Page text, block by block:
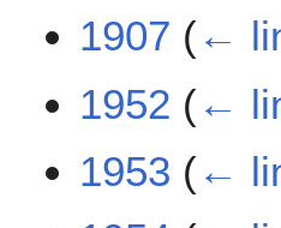
1907 (←
1952 (←
1953 (←